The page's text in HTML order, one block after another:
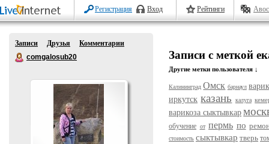
Регистрация Вход Рейтинги
Записи Друзья
Комментарии
comgalosub20
Записи с меткой
Другие метки пользователя ↓
Калининград Омск барнаул
иркутск казань калуга
варикоза сыктывкар
обучение от пермь по
стоимость сыктывкар тверь